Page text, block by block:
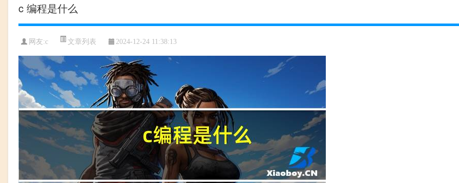
c 编程是什么
网友:c 文章列表 2024-12-24 11:38:13